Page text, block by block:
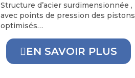
Structure d’acier surdimensionnée ,
avec points de pression des pistons
optimisés…
EN SAVOIR PLUS